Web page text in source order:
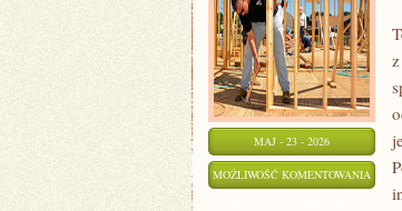
MAJ - 23 - 2026
MOŻLIWOŚĆ KOMENTOWANIA MÓZG